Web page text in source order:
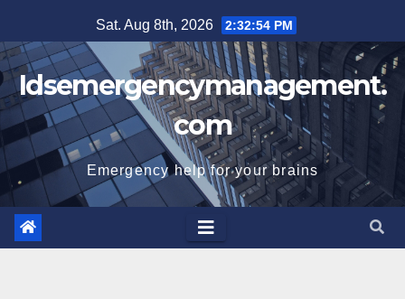
to
content
Sat. Aug 8th, 2026 2:32:55 PM
Idsemergencymanagement.
com
Emergency help for your brains